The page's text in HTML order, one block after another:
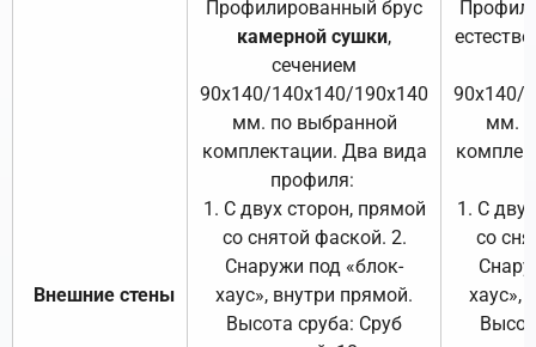
Внешние стены
Профилированный брус
камерной сушки,
сечением
90х140/140х140/190х140
мм. по выбранной
комплектации. Два вида
профиля:
1. С двух сторон, прямой
со снятой фаской. 2.
Снаружи под «блок-
хаус», внутри прямой.
Высота сруба: Сруб
90х140/
мм.
1. С
со
хаус»,